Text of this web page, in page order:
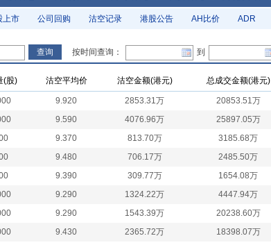
上市 公司回购 沽空记录 港股公告 AH比价 ADR
按时间查询： 到
(股) 沽空平均价 沽空金额(港元) 总成交金额(港元)
9.920 2853.31万 20853.51万
9.590 4076.96万 25897.05万
9.370 813.70万 3185.68万
9.480 706.17万 2485.50万
9.390 309.77万 1654.08万
9.290 1324.22万 4447.94万
9.290 1543.39万 20238.60万
9.430 2365.72万 18398.07万